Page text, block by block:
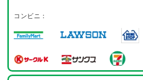
コンビニ：